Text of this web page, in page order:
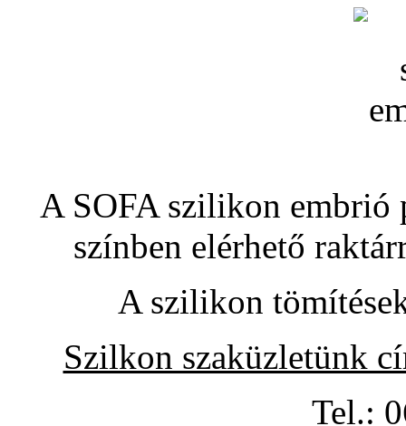
A SOFA szilikon embrió
színben elérhető
A szilikon
Szilkon szaküzletünk
Tel.: